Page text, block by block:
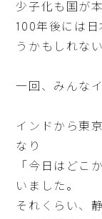
少子化も国が
100年後には
うかもしれな
一回、みんな
インドから東
なり
「今日はどこ
いました。
それくらい、